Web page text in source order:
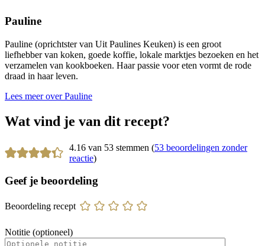
Pauline
Pauline (oprichtster van Uit Paulines Keuken) is een groot
liefhebber van koken, goede koffie, lokale marktjes bezoeken en het
verzamelen van kookboeken. Haar passie voor eten vormt de rode
draad in haar leven.
Lees meer over Pauline
Wat vind je van dit recept?
4.16 van 53 stemmen (53 beoordelingen zonder
reactie)
Geef je beoordeling
Beoordeling recept
Notitie (optioneel)